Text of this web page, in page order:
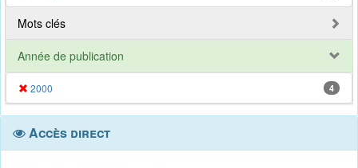
Mots clés
Année de publication
2000 4
Accès direct